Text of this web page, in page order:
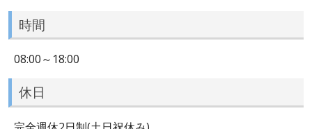
時間
08:00～18:00
休日